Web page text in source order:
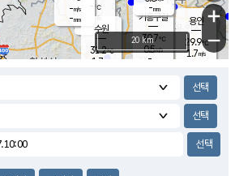
용인
29.9℃
1.7m/s
1.1m/s
- ℃
m/s
mm
기흥구갈
30.7℃
0.5m/s
-
-m/s
-mm
-mm
수원
31.2℃
1.7 m/s
+
−
20 km